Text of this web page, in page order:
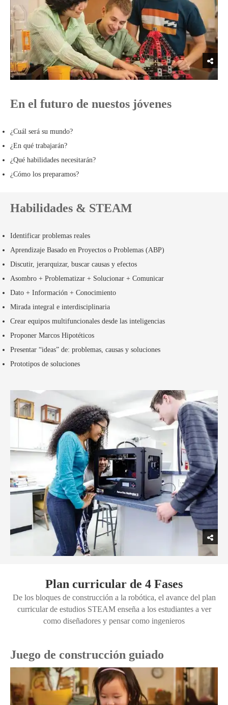
En el futuro de nuestos jóvenes
¿Cuál será su mundo?
¿En qué trabajarán?
¿Qué habilidades necesitarán?
¿Cómo los preparamos?
Habilidades & STEAM
Identificar problemas reales
Aprendizaje Basado en Proyectos o Problemas (ABP)
Discutir, jerarquizar, buscar causas y efectos
Asombro + Problematizar + Solucionar + Comunicar
Dato + Información + Conocimiento
Mirada integral e interdisciplinaria
Crear equipos multifuncionales desde las inteligencias
Proponer Marcos Hipotéticos
Presentar “ideas” de: problemas, causas y soluciones
Prototipos de soluciones
Plan curricular de 4 Fases
De los bloques de construcción a la robótica, el avance del plan
curricular de estudios STEAM enseña a los estudiantes a ver
como diseñadores y pensar como ingenieros
Juego de construcción guiado